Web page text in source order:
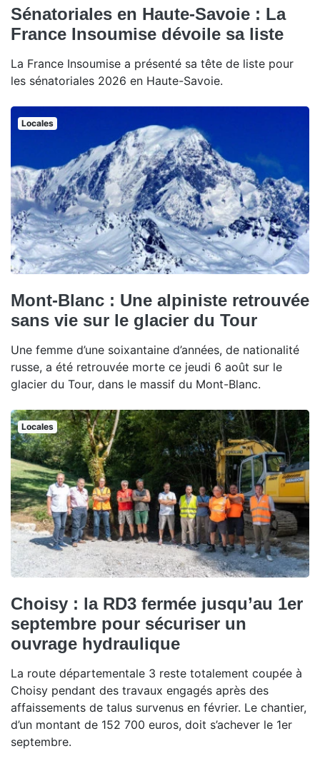
Sénatoriales en Haute-Savoie : La
France Insoumise dévoile sa liste
La France Insoumise a présenté sa tête de liste pour
les sénatoriales 2026 en Haute-Savoie.
Locales
Mont-Blanc : Une alpiniste retrouvée
sans vie sur le glacier du Tour
Une femme d’une soixantaine d’années, de nationalité
russe, a été retrouvée morte ce jeudi 6 août sur le
glacier du Tour, dans le massif du Mont-Blanc.
Locales
Choisy : la RD3 fermée jusqu’au 1er
septembre pour sécuriser un
ouvrage hydraulique
La route départementale 3 reste totalement coupée à
Choisy pendant des travaux engagés après des
affaissements de talus survenus en février. Le chantier,
d’un montant de 152 700 euros, doit s’achever le 1er
septembre.